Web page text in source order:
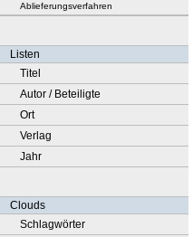
Ablieferungsverfahren
Listen
Titel
Autor / Beteiligte
Ort
Verlag
Jahr
Clouds
Schlagwörter